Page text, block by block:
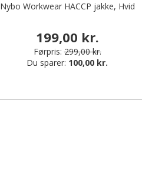
Nybo Workwear HACCP jakke, Hvid
199,00 kr.
Førpris: 299,00 kr.
Du sparer: 100,00 kr.